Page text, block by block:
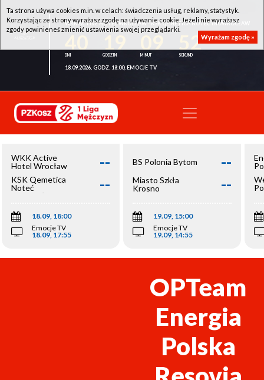
WKK ACTIVE HOTEL WROCŁAW - KSK QEMETICA NOTEĆ INOWROCŁAW
52
18.09.2026, GODZ. 18:00, EMOCJE TV
WKK Active
Hotel Wrocław
--
KSK Qemetica
Noteć
Inowrocław
--
18.09, 18:00
Emocje TV
18.09, 17:55
BS Polonia Bytom --
Miasto Szkła
Krosno
--
19.09, 15:00
Emocje TV
19.09, 14:55
OPTeam
Energia
Polska
Ta strona używa cookies m.in. w celach: świadczenia usług, reklamy, statystyk.
Korzystając ze strony wyrażasz zgodę na używanie cookie. Jeżeli nie wyrażasz
zgody powinieneś zmienić ustawienia swojej przeglądarki.
Wyrażam zgodę »